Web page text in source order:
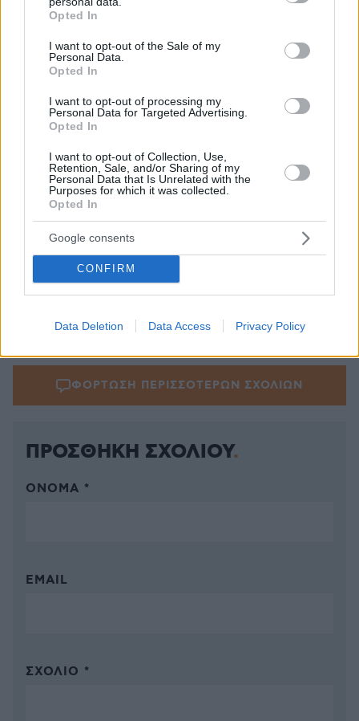
grant or deny consent to Google and its third-party tags to
use your data for below specified purposes in below Google
consent section.
Opted In
I want to opt-out of the Sale of my
Personal Data.
Opted In
I want to opt-out of processing my
Personal Data for Targeted Advertising.
Opted In
I want to opt-out of Collection, Use,
Retention, Sale, and/or Sharing of my
Personal Data that Is Unrelated with the
Purposes for which it was collected.
Opted In
Google consents
CONFIRM
Data Deletion Data Access Privacy Policy
έκανε η μητέρα της και της τράβηξε τα μαλλια και
ΑΠΑΝΤΗΣΗ
19.07.2025, 22:06
Απύθμενο θράσος η μικρή!
ΑΠΑΝΤΗΣΗ
έχουν γνώση οι φύλακες
19.07.2025, 13:39
Για να μην ξανακινδυνέψουν με τράβηγμα
(ξερρίζωμα) τα μαλλιά η μάνα θα φροντίσει όταν
κοιμάται η κόρη με μερικές στρατηγικώς
σχεδιασμένες ψαλιδιές να μην ξαναβγεί έξω το
ΑΠΑΝΤΗΣΗ
ΦΟΡΤΩΣΗ ΠΕΡΙΣΣΟΤΕΡΩΝ ΣΧΟΛΙΩΝ
ΠΡΟΣΘΗΚΗ ΣΧΟΛΙΟΥ
ΌΝΟΜΑ *
EMAIL
ΣΧΌΛΙΟ *